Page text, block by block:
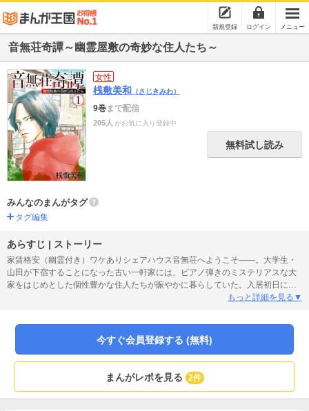
新規登録 ログイン メニュー
音無荘奇譚～幽霊屋敷の奇妙な住人たち～
女性
桟敷美和 （さじきみわ）
9巻まで配信
205人 がお気に入り登録中
無料試し読み
みんなのまんがタグ
タグ編集
あらすじ | ストーリー
家賃格安（幽霊付き）ワケありシェアハウス音無荘へようこそ――。大学生・
山田が下宿することになった古い一軒家には、ピアノ弾きのミステリアスな大
家をはじめとした個性豊かな住人たちが賑やかに暮らしていた。入居初日に、
誤って“結界”を壊してしまった山田は、次々と恐ろしい心霊現象に襲われる…。
幽霊と共存する住人たちの不思議な日常を描いた、ミステリーサラの人気連
載、待望の電子コミックス化!!
もっと詳細を見る▼
今すぐ会員登録する (無料)
まんがレポを見る 2件